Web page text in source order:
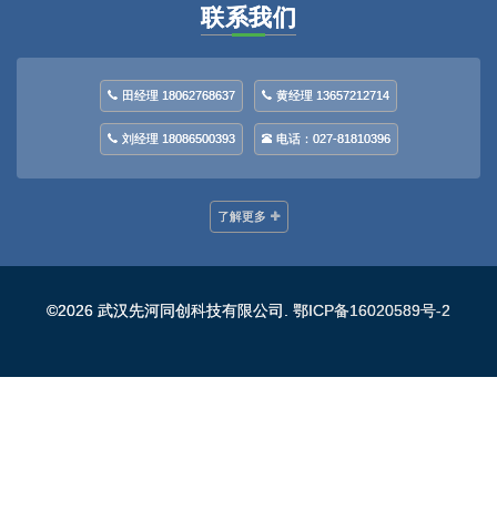
联系我们
田经理 18062768637 黄经理 13657212714
刘经理 18086500393 电话：027-81810396
了解更多
©2026 武汉先河同创科技有限公司. 鄂ICP备16020589号-2